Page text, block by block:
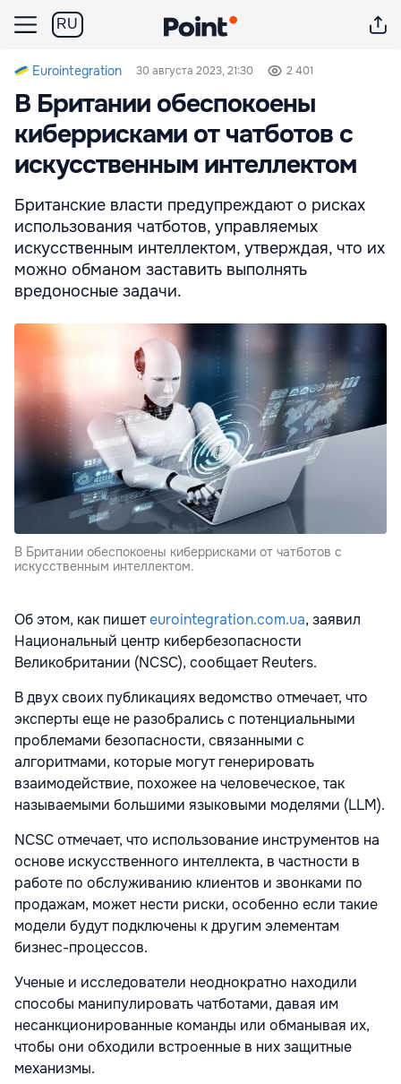
RU
Eurointegration 30 августа 2023, 21:30 2 401
В Британии обеспокоены
киберрисками от чатботов с
искусственным интеллектом
Британские власти предупреждают о рисках
использования чатботов, управляемых
искусственным интеллектом, утверждая, что их
можно обманом заставить выполнять
вредоносные задачи.
В Британии обеспокоены киберрисками от чатботов с
искусственным интеллектом.
Об этом, как пишетeurointegration.com.ua, заявил
Национальный центр кибербезопасности
Великобритании (NCSC), сообщает Reuters.
В двух своих публикациях ведомство отмечает, что
эксперты еще не разобрались с потенциальными
проблемами безопасности, связанными с
алгоритмами, которые могут генерировать
взаимодействие, похожее на человеческое, так
называемыми большими языковыми моделями (LLM).
NCSC отмечает, что использование инструментов на
основе искусственного интеллекта, в частности в
работе по обслуживанию клиентов и звонками по
продажам, может нести риски, особенно если такие
модели будут подключены к другим элементам
бизнес-процессов.
Ученые и исследователи неоднократно находили
способы манипулировать чатботами, давая им
несанкционированные команды или обманывая их,
чтобы они обходили встроенные в них защитные
механизмы.